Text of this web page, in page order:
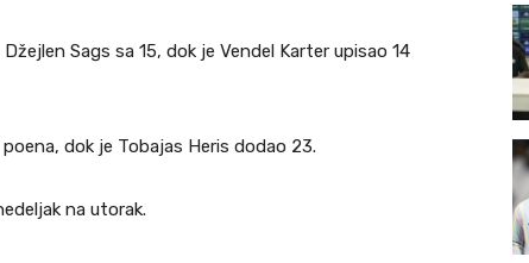
Sags sa 15, dok je Vendel Karter upisao 14
dok je Tobajas Heris dodao 23.
na utorak.